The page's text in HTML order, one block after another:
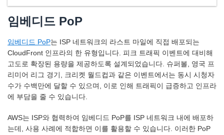
임베디드 PoP
임베디드 PoP는 ISP 네트워크의 라스트 마일에 직접 배포되는
CloudFront 인프라의 한 유형입니다. 피크 트래픽 이벤트에 대비해
고도로 확장된 용량을 제공하도록 설계되었습니다. 슈퍼볼, 영국 프
리미어 리그 경기, 크리켓 월드컵과 같은 이벤트에서는 동시 시청자
수가 수백만에 달할 수 있으며, 이로 인해 트래픽이 급증하고 인프라
에 부담을 줄 수 있습니다.
AWS는 ISP와 협력하여 임베디드 PoP를 ISP 네트워크 내에 배포하
는데, 사용 사례에 적합하면 이를 활용할 수 있습니다. 이러한 PoP